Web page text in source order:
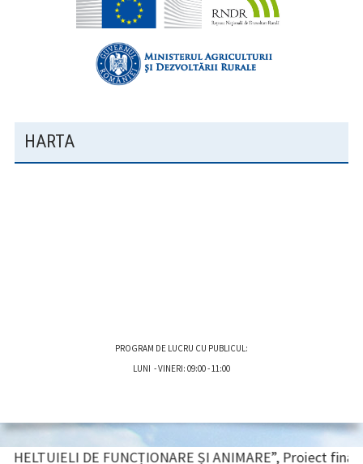
HARTA
PROGRAM DE LUCRU CU PUBLICUL:
LUNI - VINERI: 09:00 - 11:00
BARĂ DE FUNCȚIONARE ȘI ANIMARE”, Proiect